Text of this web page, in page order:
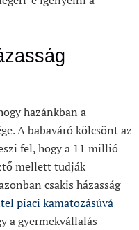
hazánkban a
A babaváró kölcsönt az
fel, hogy a 11 millió
mellett tudják
csakis házasság
piaci kamatozásúvá
a gyermekvállalás